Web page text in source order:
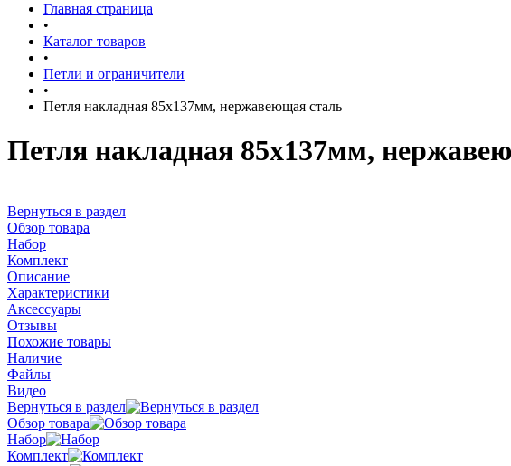
Главная страница
•
Каталог товаров
•
Петли и ограничители
•
Петля накладная 85х137мм, нержавеющая сталь
Петля накладная 85х137мм,
Вернуться в раздел
Обзор товара
Набор
Комплект
Описание
Характеристики
Аксессуары
Отзывы
Похожие товары
Наличие
Файлы
Видео
Вернуться в раздел
Обзор товара
Набор
Комплект